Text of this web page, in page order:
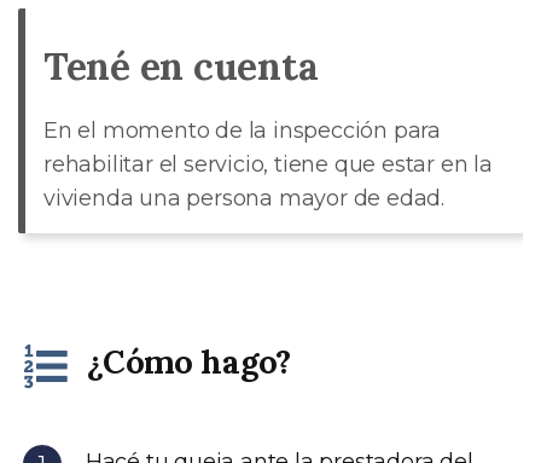
Tené en cuenta
En el momento de la inspección para
rehabilitar el servicio, tiene que estar en la
vivienda una persona mayor de edad.
¿Cómo hago?